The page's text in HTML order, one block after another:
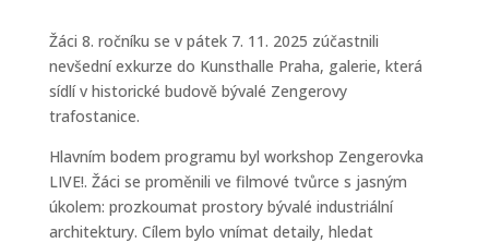
Žáci 8. ročníku se v pátek 7. 11. 2025 zúčastnili
nevšední exkurze do Kunsthalle Praha, galerie, která
sídlí v historické budově bývalé Zengerovy
trafostanice.
Hlavním bodem programu byl workshop Zengerovka
LIVE!. Žáci se proměnili ve filmové tvůrce s jasným
úkolem: prozkoumat prostory bývalé industriální
architektury. Cílem bylo vnímat detaily, hledat